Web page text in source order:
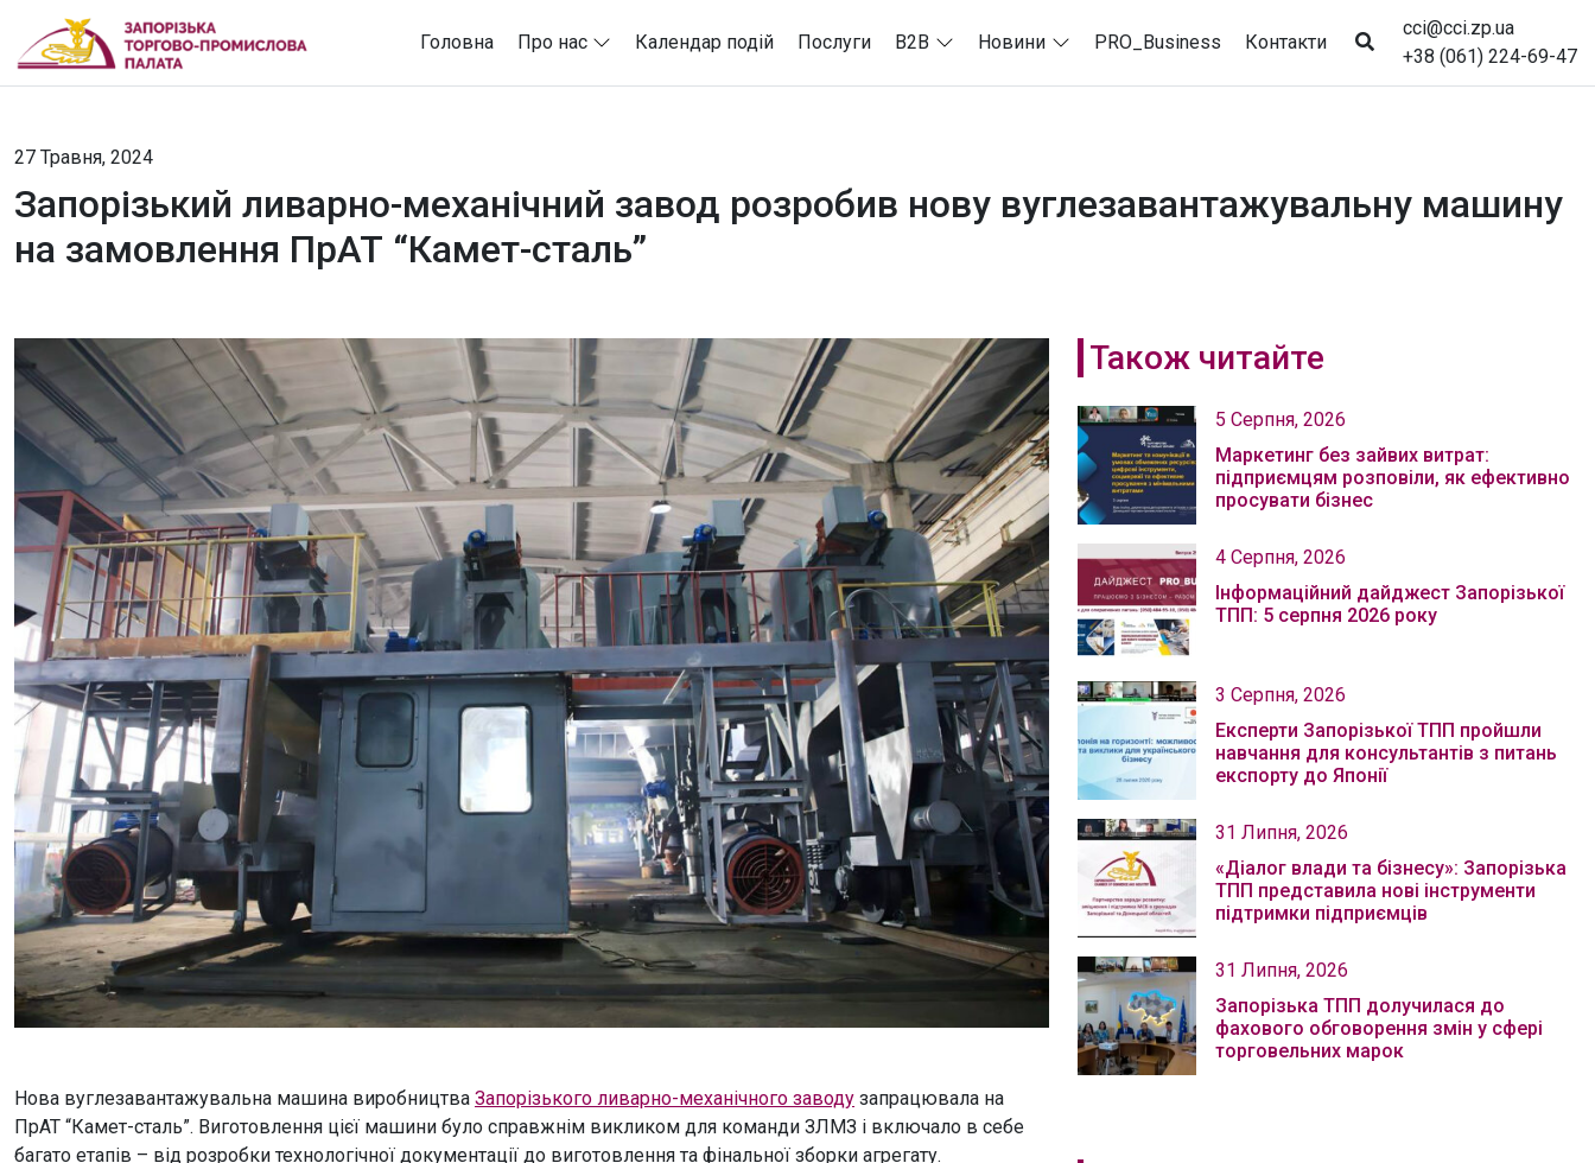
Головна Про нас Календар подій Послуги B2B Новини PRO_Business Контакти
cci@cci.zp.ua
+38 (061) 224-69-47
27 Травня, 2024
Запорізький ливарно-механічний завод розробив нову вуглезавантажувальну машину
на замовлення ПрАТ “Камет-сталь”
Нова вуглезавантажувальна машина виробництва Запорізького ливарно-механічного заводу запрацювала на
ПрАТ “Камет-сталь”. Виготовлення цієї машини було справжнім викликом для команди ЗЛМЗ і включало в себе
багато етапів – від розробки технологічної документації до виготовлення та фінальної зборки агрегату.
Також читайте
5 Серпня, 2026
Маркетинг без зайвих витрат:
підприємцям розповіли, як ефективно
просувати бізнес
4 Серпня, 2026
Інформаційний дайджест Запорізької
ТПП: 5 серпня 2026 року
3 Серпня, 2026
Експерти Запорізької ТПП пройшли
навчання для консультантів з питань
експорту до Японії
31 Липня, 2026
«Діалог влади та бізнесу»: Запорізька
ТПП представила нові інструменти
підтримки підприємців
31 Липня, 2026
Запорізька ТПП долучилася до
фахового обговорення змін у сфері
торговельних марок